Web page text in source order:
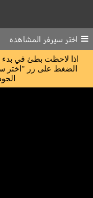
اختر سيرفر المشاهده
اذا لاحظت بطئ في بدء
الضغط على زر "اختر